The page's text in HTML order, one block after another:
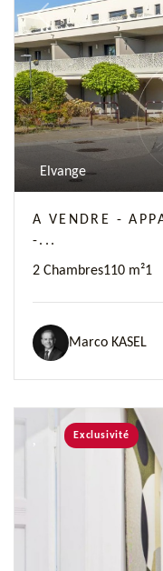
Previous
Elvange
A VENDRE -
-...
2 Chambres110 m²1
Marco KASEL
Exclusivité